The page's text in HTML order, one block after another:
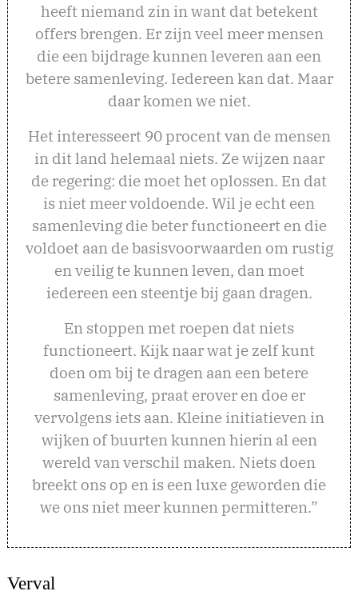
heeft niemand zin in want dat betekent
offers brengen. Er zijn veel meer mensen
die een bijdrage kunnen leveren aan een
betere samenleving. Iedereen kan dat. Maar
daar komen we niet.
Het interesseert 90 procent van de mensen
in dit land helemaal niets. Ze wijzen naar
de regering: die moet het oplossen. En dat
is niet meer voldoende. Wil je echt een
samenleving die beter functioneert en die
voldoet aan de basisvoorwaarden om rustig
en veilig te kunnen leven, dan moet
iedereen een steentje bij gaan dragen.
En stoppen met roepen dat niets
functioneert. Kijk naar wat je zelf kunt
doen om bij te dragen aan een betere
samenleving, praat erover en doe er
vervolgens iets aan. Kleine initiatieven in
wijken of buurten kunnen hierin al een
wereld van verschil maken. Niets doen
breekt ons op en is een luxe geworden die
we ons niet meer kunnen permitteren.”
Verval